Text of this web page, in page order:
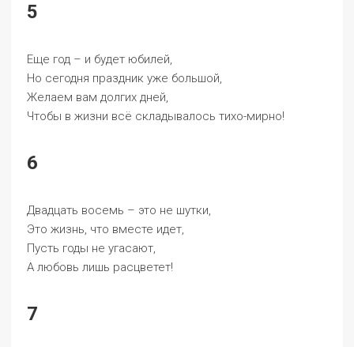
5
Еще год – и будет юбилей,
Но сегодня праздник уже большой,
Желаем вам долгих дней,
Чтобы в жизни всё складывалось тихо-мирно!
6
Двадцать восемь – это не шутки,
Это жизнь, что вместе идет,
Пусть годы не угасают,
А любовь лишь расцветет!
7